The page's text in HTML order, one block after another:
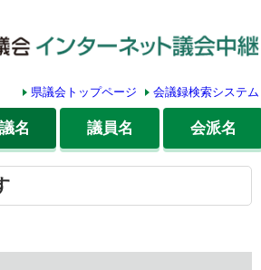
県議会トップページ 会議録検索システム
名 議員名 会派名